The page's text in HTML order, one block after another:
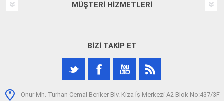
MÜŞTERI HIZMETLERI
BIZI TAKIP ET
Onur Mh. Turhan Cemal Beriker Blv. Kiza İş Merkezi A2 Blok No:437/3F